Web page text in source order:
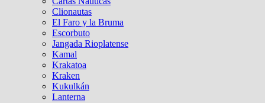
Clionautas
El Faro y la Bruma
Escorbuto
Jangada Rioplatense
Kamal
Krakatoa
Kraken
Kukulkán
Lanterna